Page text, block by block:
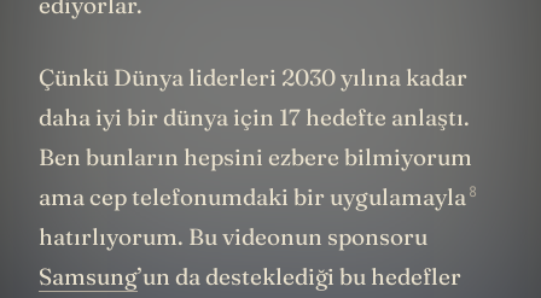
Çünkü Dünya liderleri 2030 yılına kadar
daha iyi bir dünya için 17 hedefte anlaştı.
Ben bunların hepsini ezbere bilmiyorum
ama cep telefonumdakibir uygulamayla
hatırlıyorum. Bu videonun sponsoru